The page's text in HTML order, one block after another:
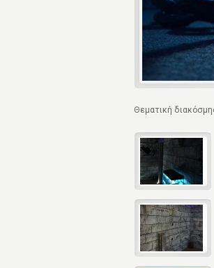
Θεματική